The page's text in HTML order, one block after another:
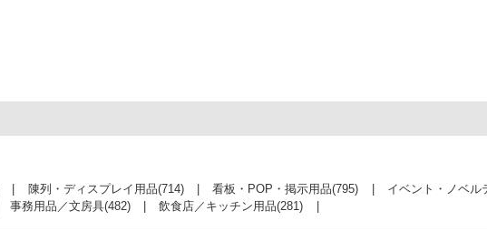
陳列・ディスプレイ用品(714) 看板・POP・掲示用品(795) イベント・ノベル
事務用品／文房具(482) 飲食店／キッチン用品(281)